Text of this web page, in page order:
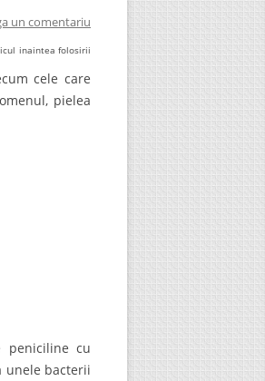
un comentariu
inaintea folosirii
cele care
pielea
peniciline cu
unele bacterii